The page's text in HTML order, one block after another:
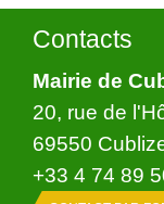
Contacts
Mairie de
20, rue de
69550
+33 4 74 89